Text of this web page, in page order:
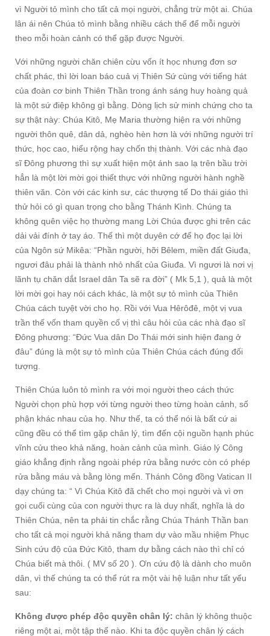
vì Người tỏ mình cho tất cả mọi người, chẳng trừ một ai. Chúa
lân ái nên Chúa tỏ mình bằng nhiều cách thế để mỗi người
theo mỗi hoàn cảnh có thể gặp được Người.
Với những người chăn chiên cừu vốn ít học nhưng đơn sơ
chất phác, thì lời loan báo cuả vị Thiên Sứ cùng với tiếng hát
của đoàn cơ binh Thiên Thần trong ánh sáng huy hoàng quả
là một sứ điệp không gì bằng. Dòng lịch sử minh chứng cho ta
sự thật này: Chúa Kitô, Mẹ Maria thường hiện ra với những
người thôn quê, dân dả, nghèo hèn hơn là với những người trí
thức, học cao, hiểu rộng hay chốn thị thành. Với các nhà đạo
sĩ Đông phương thì sự xuất hiện một ánh sao lạ trên bầu trời
hẳn là một lời mời gọi thiết thực với những người hành nghề
thiên văn. Còn với các kinh sư, các thượng tế Do thái giáo thì
thử hỏi có gì quan trọng cho bằng Thánh Kình. Chúng ta
không quên việc họ thường mang Lời Chúa được ghi trên các
dải vải đính ở tay áo. Thế thì một duyên cớ để họ đọc lại lời
của Ngôn sứ Mikêa: “Phần người, hỡi Bêlem, miền đất Giuđa,
ngươi đâu phải là thành nhỏ nhất của Giuđa. Vì ngươi là nơi vị
lãnh tụ chăn dắt Israel dân Ta sẽ ra đời” ( Mk 5,1 ), quả là một
lời mời gọi hay nói cách khác, là một sự tỏ mình của Thiên
Chúa cách tuyệt vời cho họ. Rồi với Vua Hêrôđê, một vị vua
trần thế vốn tham quyền cố vị thì câu hỏi của các nhà đạo sĩ
Đông phương: “Đức Vua dân Do Thái mới sinh hiện đang ở
đâu” đúng là một sự tỏ mình của Thiên Chúa cách đúng đối
tượng.
Thiên Chúa luôn tỏ mình ra với mọi người theo cách thức
Người chọn phù hợp với từng người theo từng hoàn cảnh, số
phận khác nhau của họ. Như thế, ta có thể nói là bất cứ ai
cũng đều có thể tìm gặp chân lý, tìm đến cội nguồn hạnh phúc
vĩnh cửu theo khả năng, hoàn cảnh của mình. Giáo lý Công
giáo khẳng định rằng ngoài phép rửa bằng nước còn có phép
rửa bằng máu và bằng lòng mến. Thánh Công đồng Vatican II
dạy chúng ta: “ Vì Chúa Kitô đã chết cho mọi người và vì ơn
gọi cuối cùng của con người thực ra là duy nhất, nghĩa là do
Thiên Chúa, nên ta phải tin chắc rằng Chúa Thánh Thần ban
cho tất cả mọi người khả năng tham dự vào mầu nhiệm Phục
Sinh cứu độ của Đức Kitô, tham dự bằng cách nào thì chỉ có
Chúa biết mà thôi. ( MV số 20 ). Ơn cứu độ là dành cho muôn
dân, vì thế chúng ta có thể rút ra một vài hệ luận như tất yếu
sau:
Không được phép độc quyền chân lý: chân lý không thuộc
riêng một ai, một tập thể nào. Khi ta độc quyền chân lý cách